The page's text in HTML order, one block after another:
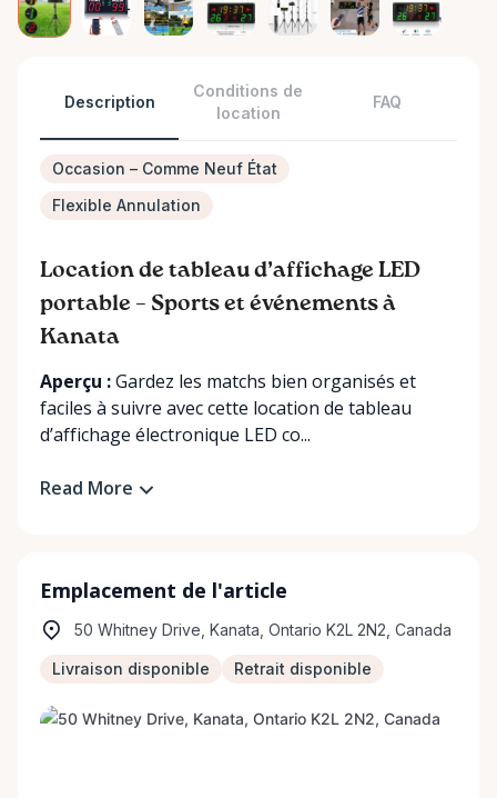
Description
Conditions de
location
FAQ
Occasion – Comme Neuf État
Flexible Annulation
Location de tableau d’affichage LED
portable – Sports et événements à
Kanata
Aperçu :Gardez les matchs bien organisés et
faciles à suivre avec cette location de tableau
d’affichage électronique LED co...
Read More
Emplacement de l'article
50 Whitney Drive, Kanata, Ontario K2L 2N2, Canada
Livraison disponible Retrait disponible